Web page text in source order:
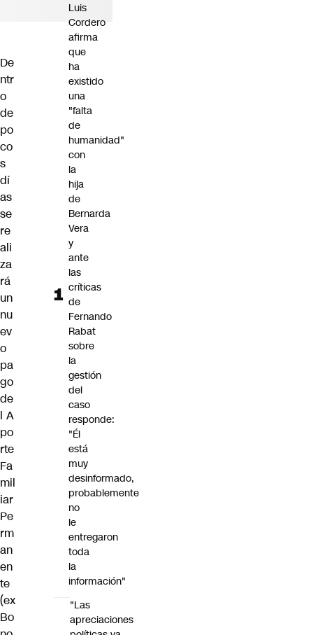
De
ntr
o
de
po
co
s
dí
as
se
re
ali
za
rá
un
nu
ev
o
pa
go
de
l A
po
rte
Fa
mil
iar
Pe
rm
an
en
te
(ex
Bo
Luis
Cordero
afirma
que
ha
existido
una
"falta
de
humanidad"
con
la
hija
de
Bernarda
Vera
y
ante
las
críticas
de
Fernando
Rabat
sobre
la
gestión
del
caso
responde:
"Él
está
muy
desinformado,
probablemente
no
le
entregaron
toda
la
información"
"Las
apreciaciones